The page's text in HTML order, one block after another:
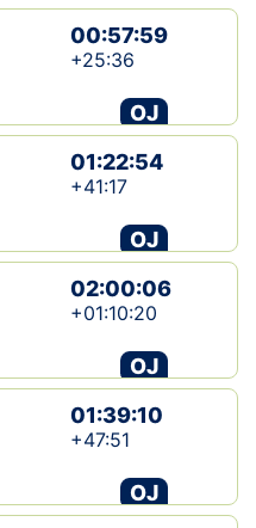
00:57:59
+25:36
OJ
01:22:54
+41:17
OJ
02:00:06
+01:10:20
OJ
01:39:10
+47:51
OJ